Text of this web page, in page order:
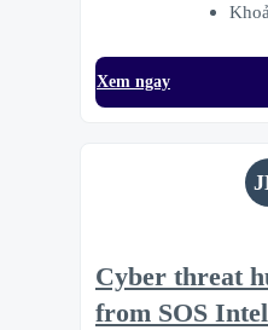
Xem ngay
Cyber threat
from SOS